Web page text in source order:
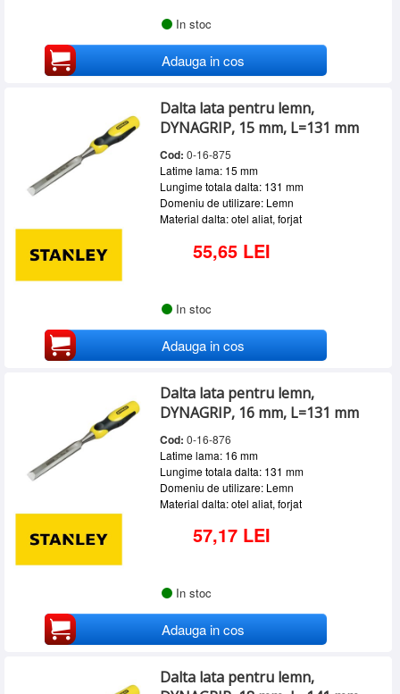
In stoc
Adauga in cos
Dalta lata pentru lemn,
DYNAGRIP, 15 mm, L=131 mm
Cod: 0-16-875
Latime lama: 15 mm
Lungime totala dalta: 131 mm
Domeniu de utilizare: Lemn
Material dalta: otel aliat, forjat
55,65 LEI
In stoc
Adauga in cos
Dalta lata pentru lemn,
DYNAGRIP, 16 mm, L=131 mm
Cod: 0-16-876
Latime lama: 16 mm
Lungime totala dalta: 131 mm
Domeniu de utilizare: Lemn
Material dalta: otel aliat, forjat
57,17 LEI
In stoc
Adauga in cos
Dalta lata pentru lemn,